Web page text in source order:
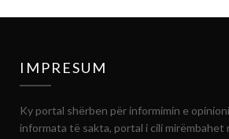
IMPRESUM
Ky portal shërben për informimin e
informata të sakta, portal i cili mirëmbahet